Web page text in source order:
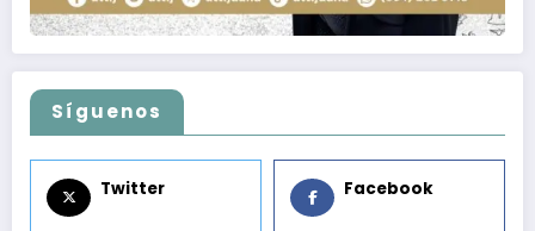
Síguenos
Twitter Facebook